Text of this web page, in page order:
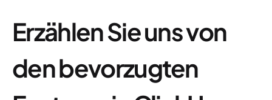
Erzählen Sie uns von
den bevorzugten